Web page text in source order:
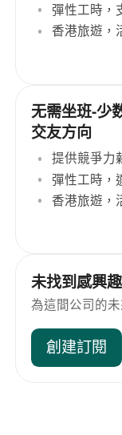
彈性工時，
香港旅遊，
无需坐班-少
交友方向
提供競爭力
彈性工時，
香港旅遊，
未找到感興
為這間公司的
創建訂閱